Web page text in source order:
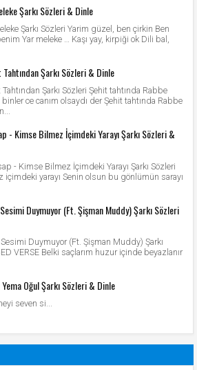
Şarkı Sözleri & Dinle
Şarkı Sözleri Yarim güzel, ben çirkin Ben
Yar meleke … Kaşı yay, kirpiği ok Dili bal,
Şarkı Sözleri & Dinle
Şarkı Sözleri Şehit tahtında Rabbe
ce canım olsaydı der Şehit tahtında Rabbe
- Kimse Bilmez İçimdeki Yarayı Şarkı Sözleri &
- Kimse Bilmez İçimdeki Yarayı Şarkı Sözleri
içimdeki yarayı Senin olsun bu gönlümün sarayı
Duymuyor (Ft. Şişman Muddy) Şarkı Sözleri
Sesimi Duymuyor (Ft. Şişman Muddy) Şarkı
VERSE Belki saçlarım huzur içinde beyazlanır
Oğul Şarkı Sözleri & Dinle
seven si...